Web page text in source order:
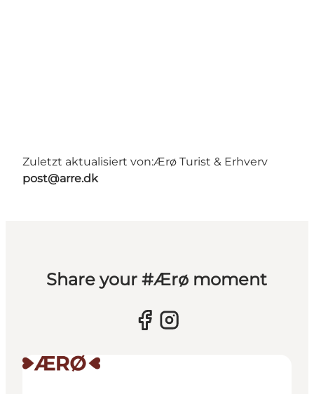
Zuletzt aktualisiert von:Ærø Turist & Erhverv
post@arre.dk
Share your #Ærø moment